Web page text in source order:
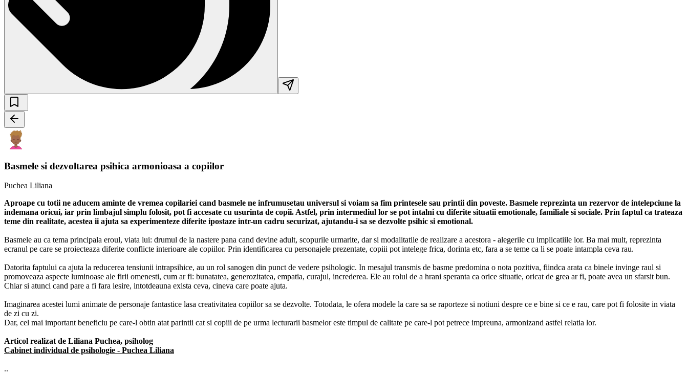
Basmele si dezvoltarea psihica armonioasa a copiilor
Puchea Liliana
Aproape cu totii ne aducem aminte de vremea copilariei cand basmele ne infrumusetau universul si voiam sa fim printesele sau printii din poveste. Basmele reprezinta un rezervor de intelepciune la
indemana oricui, iar prin limbajul simplu folosit, pot fi accesate cu usurinta de copii. Astfel, prin intermediul lor se pot intalni cu diferite situatii emotionale, familiale si sociale. Prin faptul ca trateaza
teme din realitate, acestea ii ajuta sa experimenteze diferite ipostaze intr-un cadru securizat, ajutandu-i sa se dezvolte psihic si emotional.
Basmele au ca tema principala eroul, viata lui: drumul de la nastere pana cand devine adult, scopurile urmarite, dar si modalitatile de realizare a acestora - alegerile cu implicatiile lor. Ba mai mult, reprezinta
ecranul pe care se proiecteaza diferite conflicte interioare ale copiilor. Prin identificarea cu personajele prezentate, copiii pot intelege frica, dorinta etc, fara a se teme ca li se poate intampla ceva rau.
Datorita faptului ca ajuta la reducerea tensiunii intrapsihice, au un rol sanogen din punct de vedere psihologic. In mesajul transmis de basme predomina o nota pozitiva, fiindca arata ca binele invinge raul si
promoveaza aspecte luminoase ale firii omenesti, cum ar fi: bunatatea, generozitatea, empatia, curajul, increderea. Ele au rolul de a hrani speranta ca orice situatie, oricat de grea ar fi, poate avea un sfarsit bun.
Chiar si atunci cand pare a fi fara iesire, intotdeauna exista ceva, cineva care poate ajuta.
Imaginarea acestei lumi animate de personaje fantastice lasa creativitatea copiilor sa se dezvolte. Totodata, le ofera modele la care sa se raporteze si notiuni despre ce e bine si ce e rau, care pot fi folosite in viata
de zi cu zi.
Dar, cel mai important beneficiu pe care-l obtin atat parintii cat si copiii de pe urma lecturarii basmelor este timpul de calitate pe care-l pot petrece impreuna, armonizand astfel relatia lor.
Articol realizat de Liliana Puchea, psiholog
Cabinet individual de psihologie - Puchea Liliana
..